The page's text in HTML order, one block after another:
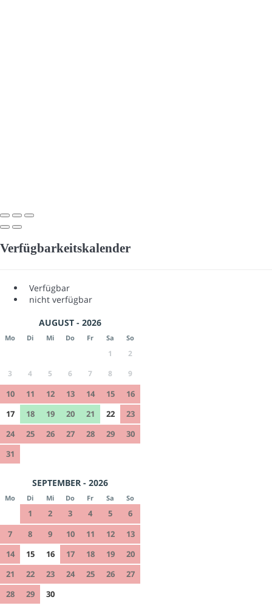
Verfügbarkeitskalender
Verfügbar
nicht verfügbar
AUGUST - 2026
Mo Di Mi Do Fr Sa So
1
2
3
4 5 6 7 8 9
10 11 12 13 14 15
16
17
18 19 20 21 22
23
24
25 26 27 28 29
30
31
SEPTEMBER - 2026
Mo Di Mi Do Fr Sa So
1 2 3 4 5
6
7
8 9 10 11 12
13
14
15 16 17 18 19
20
21
22 23 24 25 26
27
28
29 30